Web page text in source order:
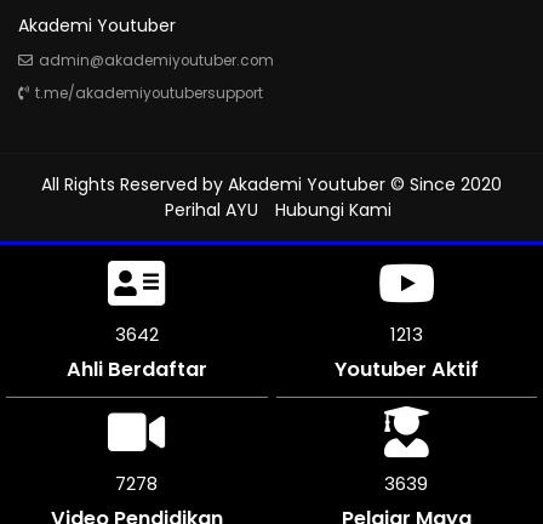
Akademi Youtuber
admin@akademiyoutuber.com
t.me/akademiyoutubersupport
All Rights Reserved by Akademi Youtuber © Since 2020
Perihal AYU
Hubungi Kami
4143
Ahli Berdaftar
1312
Youtuber Aktif
8280
Video Pendidikan
4140
Pelajar Maya